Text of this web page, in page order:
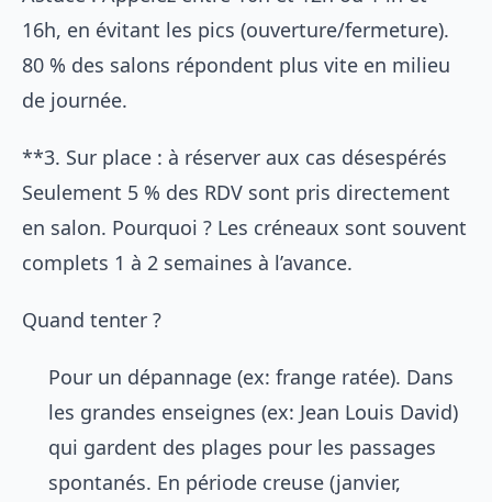
16h, en évitant les pics (ouverture/fermeture).
80 % des salons répondent plus vite en milieu
de journée.
**3. Sur place : à réserver aux cas désespérés
Seulement 5 % des RDV sont pris directement
en salon. Pourquoi ? Les créneaux sont souvent
complets 1 à 2 semaines à l’avance.
Quand tenter ?
Pour un dépannage (ex: frange ratée). Dans
les grandes enseignes (ex: Jean Louis David)
qui gardent des plages pour les passages
spontanés. En période creuse (janvier,